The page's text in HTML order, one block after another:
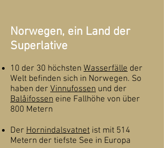
Norwegen, ein Land der
Superlative
10 der 30 höchsten Wasserfälle der
Welt befinden sich in Norwegen. So
haben der Vinnufossen und der
Balåifossen eine Fallhöhe von über
800 Metern
Der Hornindalsvatnet ist mit 514
Metern der tiefste See in Europa